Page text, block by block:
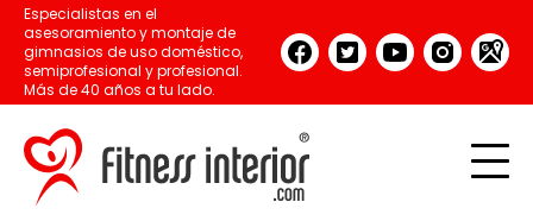
Especialistas en el
asesoramiento y montaje de
gimnasios de uso doméstico,
semiprofesional y profesional.
Más de 40 años a tu lado.